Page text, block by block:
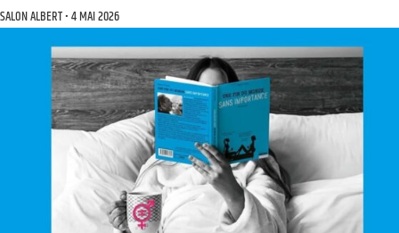
SALON ALBERT 4 MAI 2026